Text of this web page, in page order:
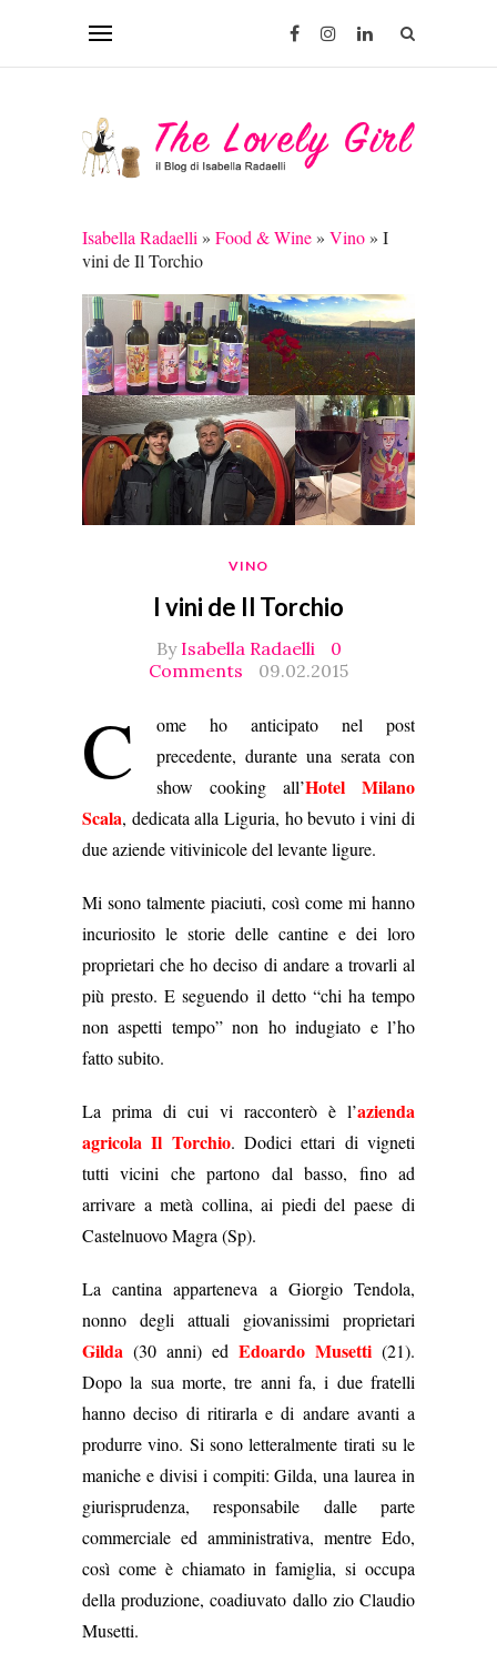
Isabella Radaelli » Food & Wine» Vino» I
vini de Il Torchio
VINO
I vini de Il Torchio
By Isabella Radaelli
0
Comments
09.02.2015
C
ome ho anticipato nel post
precedente, durante una serata con
show cooking all’Hotel Milano
Scala, dedicata alla Liguria, ho bevuto i vini di
due aziende vitivinicole del levante ligure.
Mi sono talmente piaciuti, così come mi hanno
incuriosito le storie delle cantine e dei loro
proprietari che ho deciso di andare a trovarli al
più presto. E seguendo il detto “chi ha tempo
non aspetti tempo” non ho indugiato e l’ho
fatto subito.
La prima di cui vi racconterò è l’azienda
agricola Il Torchio. Dodici ettari di vigneti
tutti vicini che partono dal basso, fino ad
arrivare a metà collina, ai piedi del paese di
Castelnuovo Magra (Sp).
La cantina apparteneva a Giorgio Tendola,
nonno degli attuali giovanissimi proprietari
Gilda (30 anni) ed Edoardo Musetti (21).
Dopo la sua morte, tre anni fa, i due fratelli
hanno deciso di ritirarla e di andare avanti a
produrre vino. Si sono letteralmentetirati su le
maniche e divisi i compiti: Gilda, una laurea in
giurisprudenza,responsabile dalle parte
commerciale ed amministrativa, mentre Edo,
così come è chiamato in famiglia, si occupa
della produzione, coadiuvato dallo zio Claudio
Musetti.